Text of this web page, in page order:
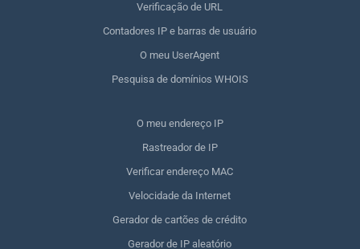
Verificação de URL
Contadores IP e barras de usuário
O meu UserAgent
Pesquisa de domínios WHOIS
O meu endereço IP
Rastreador de IP
Verificar endereço MAC
Velocidade da Internet
Gerador de cartões de crédito
Gerador de IP aleatório